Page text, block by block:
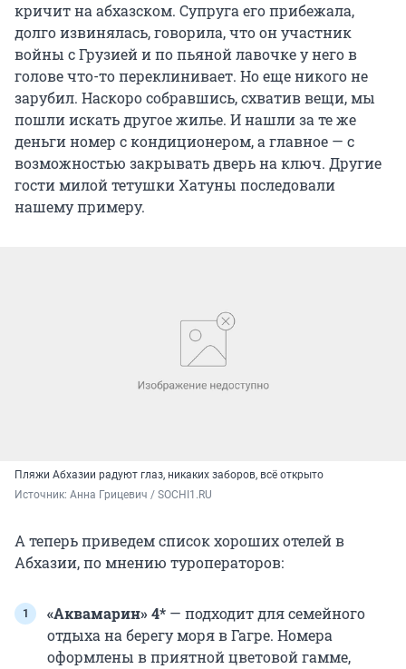
кричит на абхазском. Супруга его прибежала,
долго извинялась, говорила, что он участник
войны с Грузией и по пьяной лавочке у него в
голове что-то переклинивает. Но еще никого не
зарубил. Наскоро собравшись, схватив вещи, мы
пошли искать другое жилье. И нашли за те же
деньги номер с кондиционером, а главное — с
возможностью закрывать дверь на ключ. Другие
гости милой тетушки Хатуны последовали
нашему примеру.
Пляжи Абхазии радуют глаз, никаких заборов, всё открыто
Источник: Анна Грицевич / SOCHI1.RU
А теперь приведем список хороших отелей в
Абхазии, по мнению туроператоров:
«Аквамарин» 4* — подходит для семейного
отдыха на берегу моря в Гагре. Номера
оформлены в приятной цветовой гамме,